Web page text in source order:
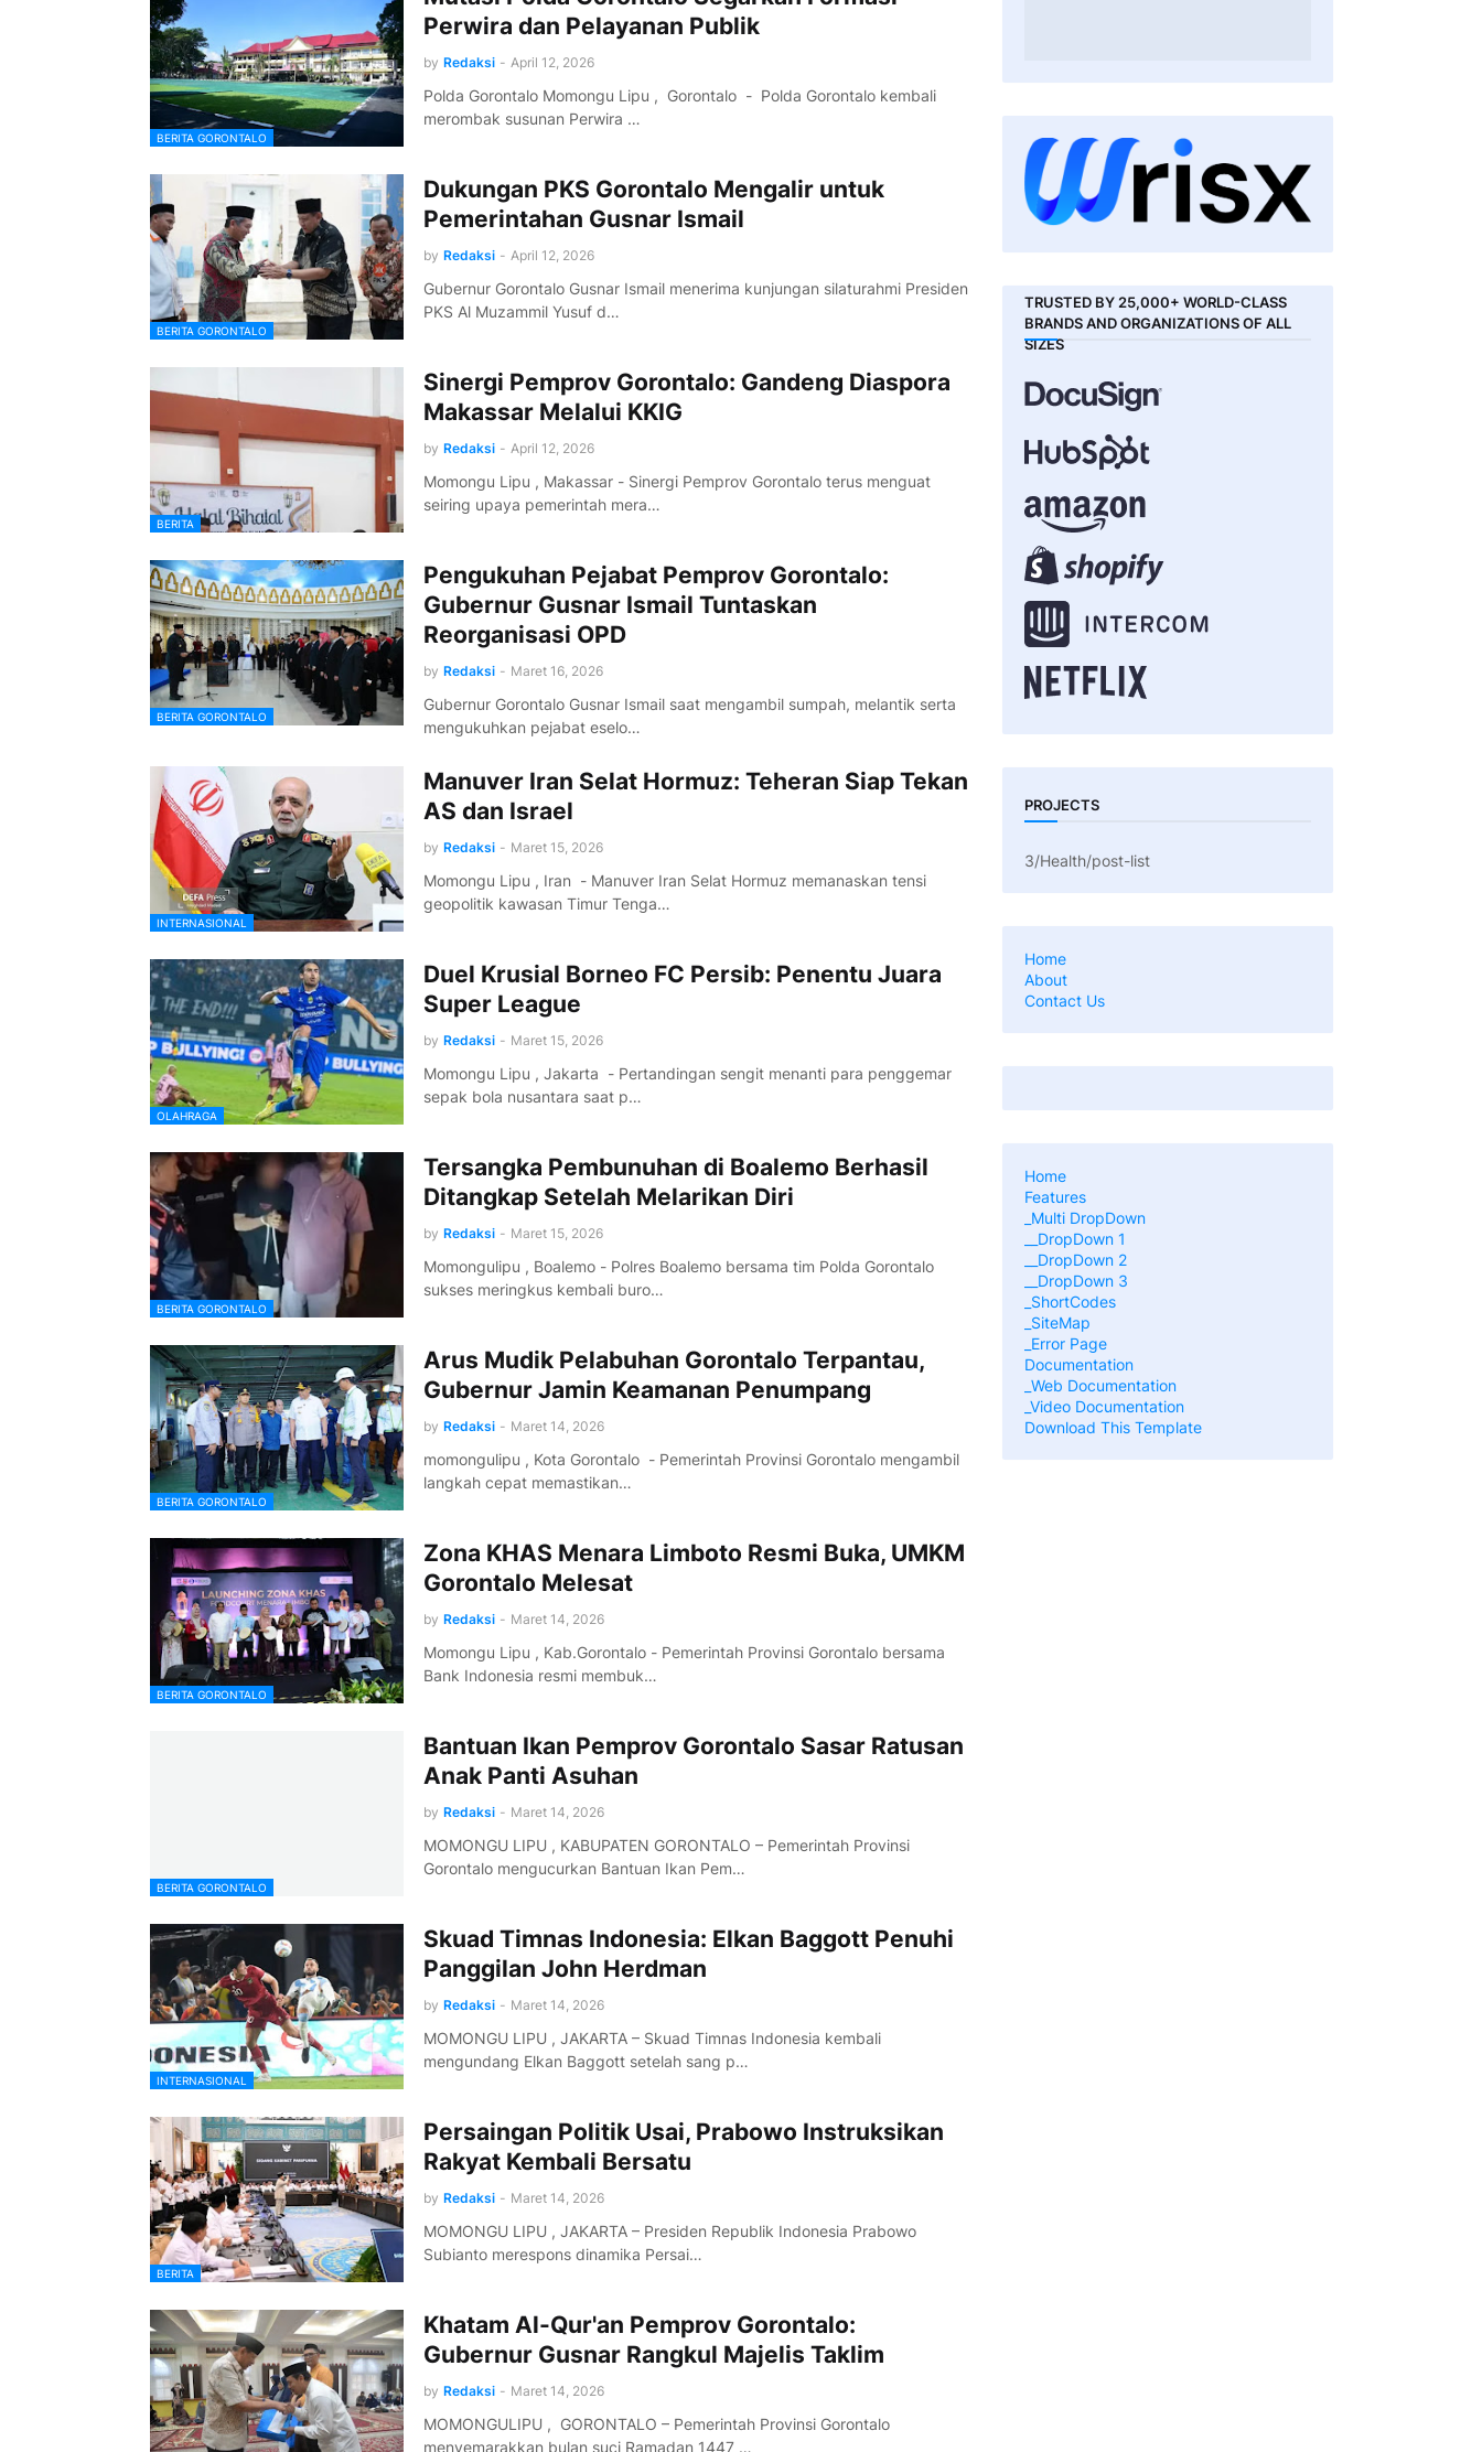
BERITA GORONTALO
Perwira dan Pelayanan Publik
by Redaksi - April 12, 2026
Polda Gorontalo Momongu Lipu , Gorontalo - Polda Gorontalo kembali
merombak susunan Perwira …
BERITA GORONTALO
Dukungan PKS Gorontalo Mengalir untuk
Pemerintahan Gusnar Ismail
by Redaksi - April 12, 2026
Gubernur Gorontalo Gusnar Ismail menerima kunjungan silaturahmi Presiden
PKS Al Muzammil Yusuf d…
BERITA
Sinergi Pemprov Gorontalo: Gandeng Diaspora
Makassar Melalui KKIG
by Redaksi - April 12, 2026
Momongu Lipu , Makassar - Sinergi Pemprov Gorontalo terus menguat
seiring upaya pemerintah mera…
BERITA GORONTALO
Pengukuhan Pejabat Pemprov Gorontalo:
Gubernur Gusnar Ismail Tuntaskan
Reorganisasi OPD
by Redaksi - Maret 16, 2026
Gubernur Gorontalo Gusnar Ismail saat mengambil sumpah, melantik serta
mengukuhkan pejabat eselo…
INTERNASIONAL
Manuver Iran Selat Hormuz: Teheran Siap Tekan
AS dan Israel
by Redaksi - Maret 15, 2026
Momongu Lipu , Iran - Manuver Iran Selat Hormuz memanaskan tensi
geopolitik kawasan Timur Tenga…
OLAHRAGA
Duel Krusial Borneo FC Persib: Penentu Juara
Super League
by Redaksi - Maret 15, 2026
Momongu Lipu , Jakarta - Pertandingan sengit menanti para penggemar
sepak bola nusantara saat p…
BERITA GORONTALO
Tersangka Pembunuhan di Boalemo Berhasil
Ditangkap Setelah Melarikan Diri
by Redaksi - Maret 15, 2026
Momongulipu , Boalemo - Polres Boalemo bersama tim Polda Gorontalo
sukses meringkus kembali buro…
BERITA GORONTALO
Arus Mudik Pelabuhan Gorontalo Terpantau,
Gubernur Jamin Keamanan Penumpang
by Redaksi - Maret 14, 2026
momongulipu , Kota Gorontalo - Pemerintah Provinsi Gorontalo mengambil
langkah cepat memastikan…
BERITA GORONTALO
Zona KHAS Menara Limboto Resmi Buka, UMKM
Gorontalo Melesat
by Redaksi - Maret 14, 2026
Momongu Lipu , Kab.Gorontalo - Pemerintah Provinsi Gorontalo bersama
Bank Indonesia resmi membuk…
BERITA GORONTALO
Bantuan Ikan Pemprov Gorontalo Sasar Ratusan
Anak Panti Asuhan
by Redaksi - Maret 14, 2026
MOMONGU LIPU , KABUPATEN GORONTALO – Pemerintah Provinsi
Gorontalo mengucurkan Bantuan Ikan Pem…
INTERNASIONAL
Skuad Timnas Indonesia: Elkan Baggott Penuhi
Panggilan John Herdman
by Redaksi - Maret 14, 2026
MOMONGU LIPU , JAKARTA – Skuad Timnas Indonesia kembali
mengundang Elkan Baggott setelah sang p…
BERITA
Persaingan Politik Usai, Prabowo Instruksikan
Rakyat Kembali Bersatu
by Redaksi - Maret 14, 2026
MOMONGU LIPU , JAKARTA – Presiden Republik Indonesia Prabowo
Subianto merespons dinamika Persai…
Khatam Al-Qur'an Pemprov Gorontalo:
Gubernur Gusnar Rangkul Majelis Taklim
by Redaksi - Maret 14, 2026
MOMONGULIPU , GORONTALO – Pemerintah Provinsi Gorontalo
menyemarakkan bulan suci Ramadan 1447 …
TRUSTED BY 25,000+ WORLD-CLASS
BRANDS AND ORGANIZATIONS OF ALL
SIZES
PROJECTS
3/Health/post-list
Home
About
Contact Us
Home
Features
_Multi DropDown
__DropDown 1
__DropDown 2
__DropDown 3
_ShortCodes
_SiteMap
_Error Page
Documentation
_Web Documentation
_Video Documentation
Download This Template